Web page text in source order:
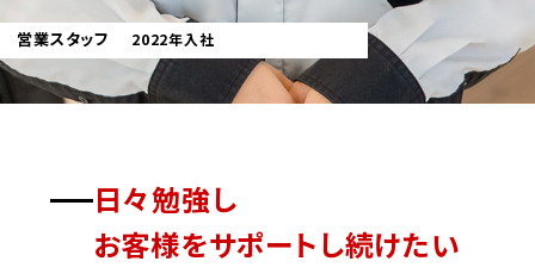
営業スタッフ 2022年入社
日々勉強し
お客様をサポートし続けたい